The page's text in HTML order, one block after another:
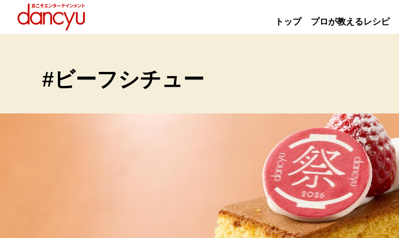
トップ プロが教えるレシピ
#ビーフシチュー